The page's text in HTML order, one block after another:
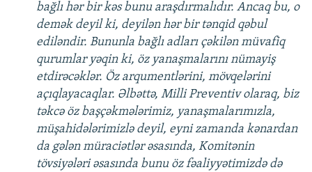
bağlı hər bir kəs bunu araşdırmalıdır. Ancaq bu, o
demək deyil ki, deyilən hər bir tənqid qəbul
ediləndir. Bununla bağlı adları çəkilən müvafiq
qurumlar yəqin ki, öz yanaşmalarını nümayiş
etdirəcəklər. Öz arqumentlərini, mövqelərini
açıqlayacaqlar. Əlbəttə, Milli Preventiv olaraq, biz
təkcə öz başçəkmələrimiz, yanaşmalarımızla,
müşahidələrimizlə deyil, eyni zamanda kənardan
da gələn müraciətlər əsasında, Komitənin
tövsiyələri əsasında bunu öz fəaliyyətimizdə də